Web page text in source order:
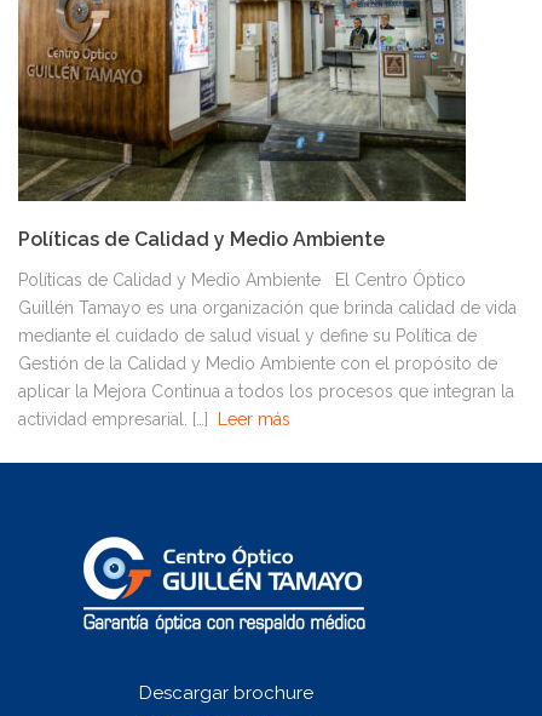
Políticas de Calidad y Medio Ambiente
Políticas de Calidad y Medio Ambiente El Centro Óptico
Guillén Tamayo es una organización que brinda calidad de vida
mediante el cuidado de salud visual y define su Política de
Gestión de la Calidad y Medio Ambiente con el propósito de
aplicar la Mejora Continua a todos los procesos que integran la
actividad empresarial. […]
Leer más
Descargar brochure